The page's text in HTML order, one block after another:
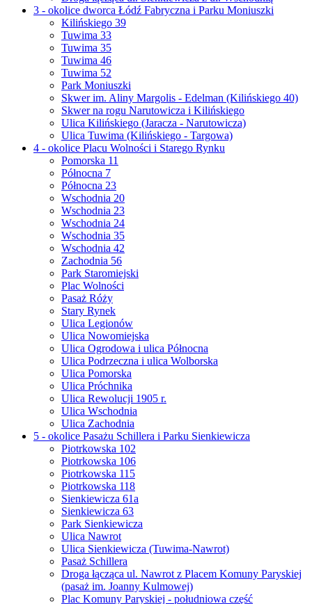
3 - okolice dworca Łódź Fabryczna i Parku Moniuszki
Kilińskiego 39
Tuwima 33
Tuwima 35
Tuwima 46
Tuwima 52
Park Moniuszki
Skwer im. Aliny Margolis - Edelman (Kilińskiego 40)
Skwer na rogu Narutowicza i Kilińskiego
Ulica Kilińskiego (Jaracza - Narutowicza)
Ulica Tuwima (Kilińskiego - Targowa)
4 - okolice Placu Wolności i Starego Rynku
Pomorska 11
Północna 7
Północna 23
Wschodnia 20
Wschodnia 23
Wschodnia 24
Wschodnia 35
Wschodnia 42
Zachodnia 56
Park Staromiejski
Plac Wolności
Pasaż Róży
Stary Rynek
Ulica Legionów
Ulica Nowomiejska
Ulica Ogrodowa i ulica Północna
Ulica Podrzeczna i ulica Wolborska
Ulica Pomorska
Ulica Próchnika
Ulica Rewolucji 1905 r.
Ulica Wschodnia
Ulica Zachodnia
5 - okolice Pasażu Schillera i Parku Sienkiewicza
Piotrkowska 102
Piotrkowska 106
Piotrkowska 115
Piotrkowska 118
Sienkiewicza 61a
Sienkiewicza 63
Park Sienkiewicza
Ulica Nawrot
Ulica Sienkiewicza (Tuwima-Nawrot)
Pasaż Schillera
Droga łącząca ul. Nawrot z Placem Komuny Paryskiej
(pasaż im. Joanny Kulmowej)
Plac Komuny Paryskiej - południowa część